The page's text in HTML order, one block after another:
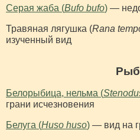
Серая жаба (Bufo bufo) —
Травяная лягушка (Rana
изученный вид
Белорыбица, нельма (
грани исчезновения
Белуга (Huso huso) — вид на